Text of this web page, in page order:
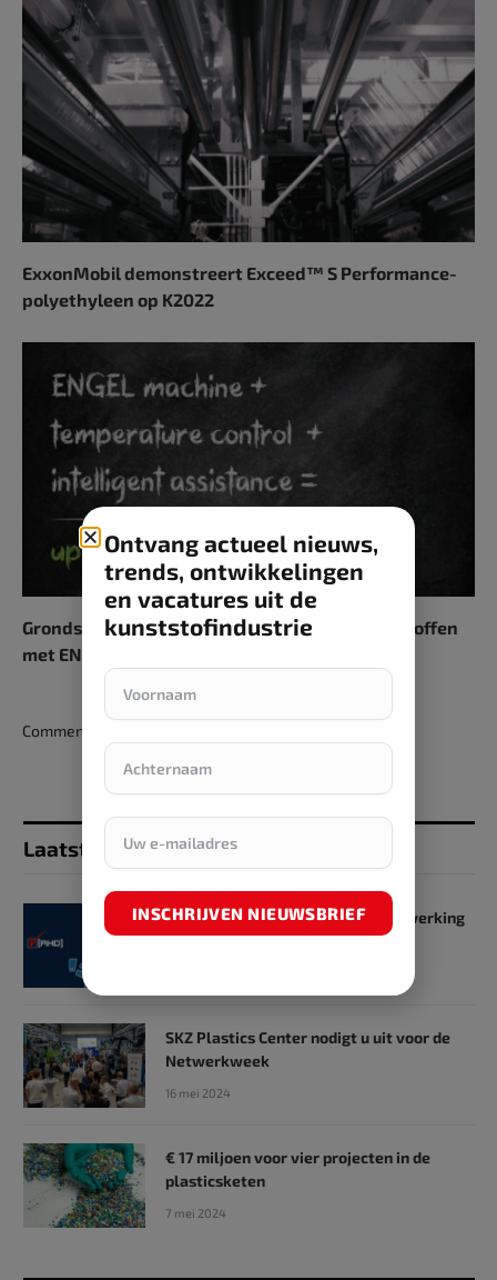
ExxonMobil demonstreert Exceed™ S Performance-
polyethyleen op K2022
Grondstofbesparende verwerking van kunststoffen
met ENGEL’s efficiënte spuitgietoplossingen
Comments are closed.
Laatst toegevoegd
SKZ en RHD GmbH starten samenwerking
op het gebied van onderwijs
SKZ Plastics Center nodigt u uit voor de
Netwerkweek
16 mei 2024
€ 17 miljoen voor vier projecten in de
plasticsketen
7 mei 2024
Ontvang actueel nieuws,
trends, ontwikkelingen
en vacatures uit de
kunststofindustrie
INSCHRIJVEN NIEUWSBRIEF